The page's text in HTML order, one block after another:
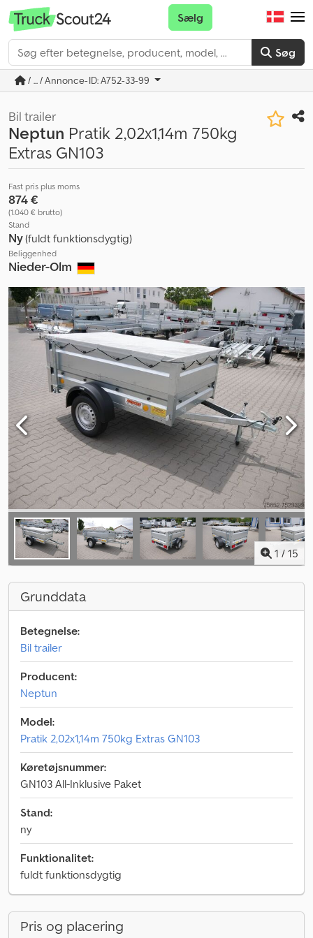
Søg
Sælg
/ ... / Annonce-ID: A752-33-99
Bil trailer
Neptun Pratik 2,02x1,14m 750kg
Extras GN103
Fast pris plus moms
874 €
(1.040 € brutto)
Stand
Ny(fuldt funktionsdygtig)
Beliggenhed
Nieder-Olm
1 / 15
Grunddata
Betegnelse:
Bil trailer
Producent:
Neptun
Model:
Pratik 2,02x1,14m 750kg Extras GN103
Køretøjsnummer:
GN103 All-Inklusive Paket
Stand:
ny
Funktionalitet:
fuldt funktionsdygtig
Pris og placering